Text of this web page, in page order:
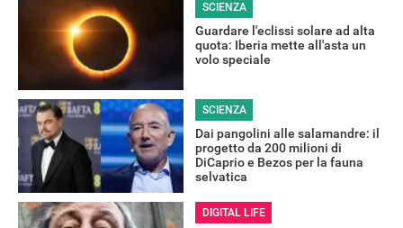
SCIENZA
Guardare l'eclissi solare ad alta
quota: Iberia mette all'asta un
volo speciale
SCIENZA
Dai pangolini alle salamandre: il
progetto da 200 milioni di
DiCaprio e Bezos per la fauna
selvatica
DIGITAL LIFE